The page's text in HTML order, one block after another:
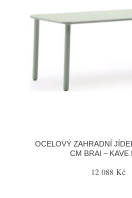
OCELOVÝ ZAHRADNÍ
CM BRAI – KAVE
12 088 Kč